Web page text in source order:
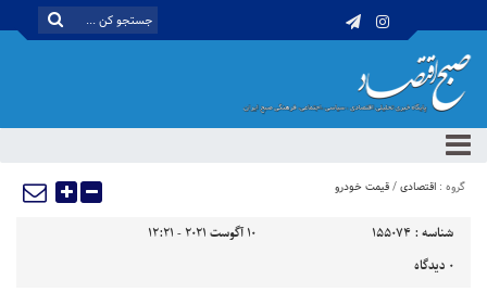
گروه : اقتصادی/قیمت خودرو
شناسه : 155074
10 آگوست 2021 - 12:21
0 دیدگاه